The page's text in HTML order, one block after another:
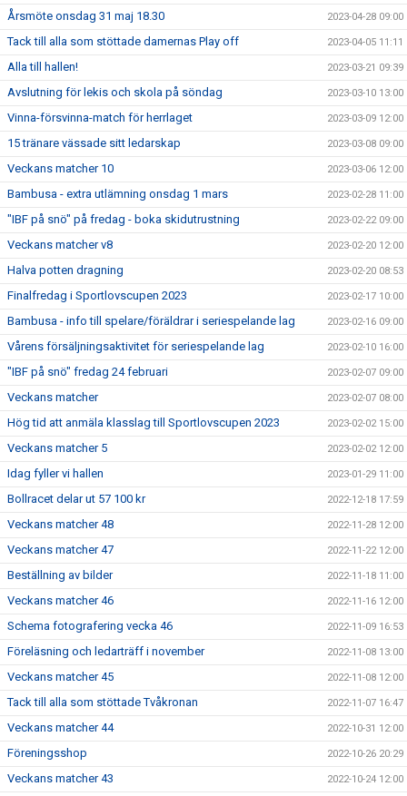
Årsmöte onsdag 31 maj 18.30 2023-04-28 09:00
Tack till alla som stöttade damernas Play off 2023-04-05 11:11
Alla till hallen! 2023-03-21 09:39
Avslutning för lekis och skola på söndag 2023-03-10 13:00
Vinna-försvinna-match för herrlaget 2023-03-09 12:00
15 tränare vässade sitt ledarskap 2023-03-08 09:00
Veckans matcher 10 2023-03-06 12:00
Bambusa - extra utlämning onsdag 1 mars 2023-02-28 11:00
"IBF på snö" på fredag - boka skidutrustning 2023-02-22 09:00
Veckans matcher v8 2023-02-20 12:00
Halva potten dragning 2023-02-20 08:53
Finalfredag i Sportlovscupen 2023 2023-02-17 10:00
Bambusa - info till spelare/föräldrar i seriespelande lag 2023-02-16 09:00
Vårens försäljningsaktivitet för seriespelande lag 2023-02-10 16:00
"IBF på snö" fredag 24 februari 2023-02-07 09:00
Veckans matcher 2023-02-07 08:00
Hög tid att anmäla klasslag till Sportlovscupen 2023 2023-02-02 15:00
Veckans matcher 5 2023-02-02 12:00
Idag fyller vi hallen 2023-01-29 11:00
Bollracet delar ut 57 100 kr 2022-12-18 17:59
Veckans matcher 48 2022-11-28 12:00
Veckans matcher 47 2022-11-22 12:00
Beställning av bilder 2022-11-18 11:00
Veckans matcher 46 2022-11-16 12:00
Schema fotografering vecka 46 2022-11-09 16:53
Föreläsning och ledarträff i november 2022-11-08 13:00
Veckans matcher 45 2022-11-08 12:00
Tack till alla som stöttade Tvåkronan 2022-11-07 16:47
Veckans matcher 44 2022-10-31 12:00
Föreningsshop 2022-10-26 20:29
Veckans matcher 43 2022-10-24 12:00